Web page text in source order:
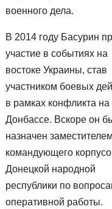
военного дела.
В 2014 году Басурин
участие в событиях на
востоке Украины, став
участником боевых
в рамках конфликта на
Донбассе. Вскоре он
назначен заместителем
командующего
Донецкой народной
республики по
оперативной работы.